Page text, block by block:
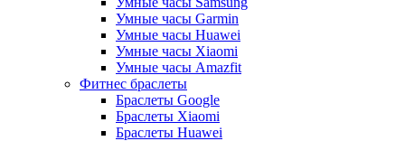
Умные часы Garmin
Умные часы Huawei
Умные часы Xiaomi
Умные часы Amazfit
Фитнес браслеты
Браслеты Google
Браслеты Xiaomi
Браслеты Huawei